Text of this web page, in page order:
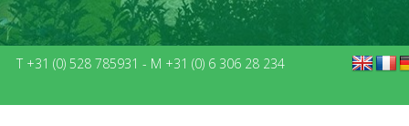
T +31 (0) 528 785931 - M +31 (0) 6 306 28 234